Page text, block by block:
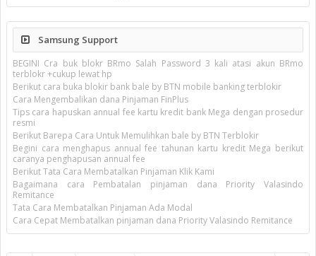
Samsung Support
BEGINI Cra buk blokr BRmo Salah Password 3 kali atasi akun BRmo
terblokr +cukup lewat hp
Berikut cara buka blokir bank bale by BTN mobile banking terblokir
Cara Mengembalikan dana Pinjaman FinPlus
Tips cara hapuskan annual fee kartu kredit bank Mega dengan prosedur
resmi
Berikut Barepa Cara Untuk Memulihkan bale by BTN Terblokir
Begini cara menghapus annual fee tahunan kartu kredit Mega berikut
caranya penghapusan annual fee
Berikut Tata Cara Membatalkan Pinjaman Klik Kami
Bagaimana cara Pembatalan pinjaman dana Priority Valasindo
Remitance
Tata Cara Membatalkan Pinjaman Ada Modal
Cara Cepat Membatalkan pinjaman dana Priority Valasindo Remitance